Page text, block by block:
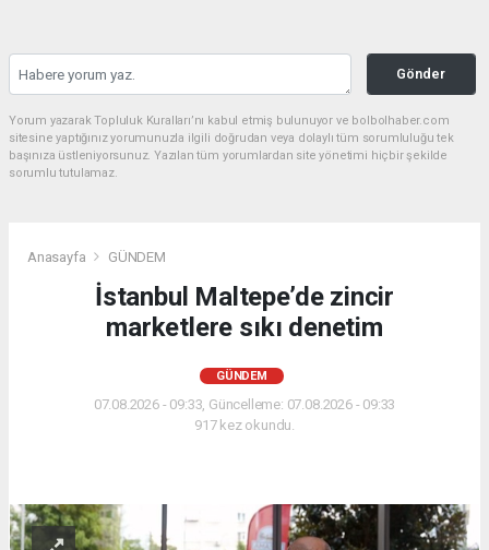
Gönder
Yorum yazarak Topluluk Kuralları’nı kabul etmiş bulunuyor ve bolbolhaber.com
sitesine yaptığınız yorumunuzla ilgili doğrudan veya dolaylı tüm sorumluluğu tek
başınıza üstleniyorsunuz. Yazılan tüm yorumlardan site yönetimi hiçbir şekilde
sorumlu tutulamaz.
Anasayfa GÜNDEM
İstanbul Maltepe’de zincir
marketlere sıkı denetim
GÜNDEM
07.08.2026 - 09:33, Güncelleme: 07.08.2026 - 09:33
917 kez okundu.